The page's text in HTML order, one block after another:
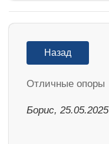
Назад
Отличные опоры
Борис, 25.05.2025